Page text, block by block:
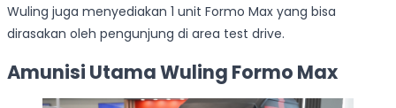
Wuling juga menyediakan 1 unit Formo Max yang bisa
dirasakan oleh pengunjung di area test drive.
Amunisi Utama Wuling Formo Max